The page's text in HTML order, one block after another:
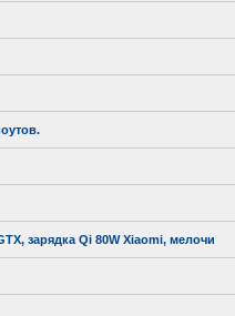
зарядка Qi 80W Xiaomi, мелочи